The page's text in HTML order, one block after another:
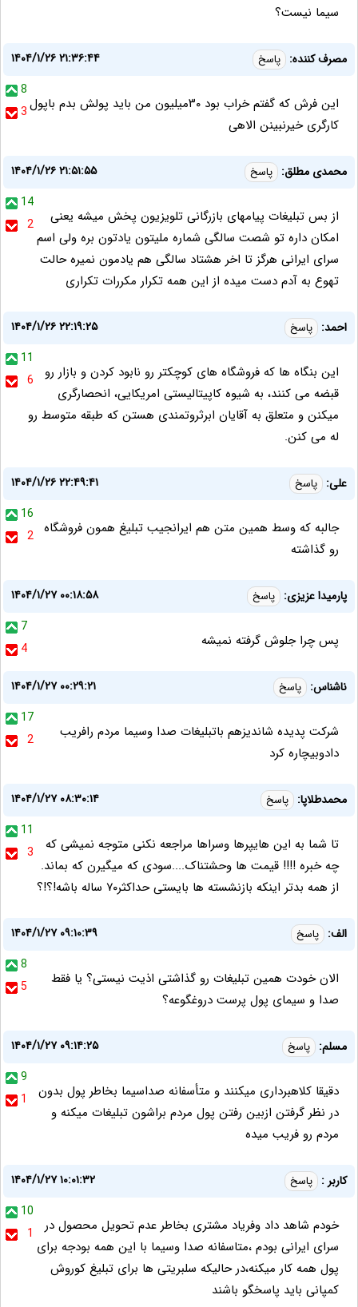
سیما نیست؟
مصرف کننده: پاسخ
۱۴۰۴/۱/۲۶ ۲۱:۳۶:۴۴
8
3این فرش که گفتم خراب بود ۳۰میلیون من باید پولش بدم باپول
کارگری خیرنبینن الاهی
محمدی مطلق: پاسخ
۱۴۰۴/۱/۲۶ ۲۱:۵۱:۵۵
14
2
از بس تبلیغات پیامهای بازرگانی تلویزیون پخش میشه یعنی
امکان داره تو شصت سالگی شماره ملیتون یادتون بره ولی اسم
سرای ایرانی هرگز تا اخر هشتاد سالگی هم یادمون نمیره حالت
تهوع به آدم دست میده از این همه تکرار مکررات تکراری
احمد: پاسخ
۱۴۰۴/۱/۲۶ ۲۲:۱۹:۲۵
11
6
این بنگاه ها که فروشگاه های کوچکتر رو نابود کردن و بازار رو
قبضه می کنند، به شیوه کاپیتالیستی امریکایی، انحصارگری
میکنن و متعلق به آقایان ابرثروتمندی هستن که طبقه متوسط رو
له می کنن.
علی: پاسخ
۱۴۰۴/۱/۲۶ ۲۲:۴۹:۴۱
16
2 جالبه که وسط همین متن هم ایرانجیب تبلیغ همون فروشگاه
رو گذاشته
پارمیدا عزیزی: پاسخ
۱۴۰۴/۱/۲۷ ۰۰:۱۸:۵۸
7
4
پس چرا جلوش گرفته نمیشه
ناشناس: پاسخ
۱۴۰۴/۱/۲۷ ۰۰:۲۹:۲۱
17
2
شرکت پدیده شاندیزهم باتبلیغات صدا وسیما مردم رافریب
دادوبیچاره کرد
محمدطلاپا: پاسخ
۱۴۰۴/۱/۲۷ ۰۸:۳۰:۱۴
11
3
تا شما به این هایپرها وسراها مراجعه نکنی متوجه نمیشی که
چه خبره !!!! قیمت ها وحشتناک....سودی که میگیرن که بماند.
از همه بدتر اینکه بازنشسته ها بایستی حداکثر۷۰ ساله باشه!؟!؟
الف: پاسخ
۱۴۰۴/۱/۲۷ ۰۹:۱۰:۳۹
8
5
الان خودت همین تبلیغات رو گذاشتی اذیت نیستی؟ یا فقط
صدا و سیمای پول پرست دروغگوعه؟
مسلم: پاسخ
۱۴۰۴/۱/۲۷ ۰۹:۱۴:۲۵
9
1
دقیقا کلاهبرداری میکنند و متأسفانه صداسیما بخاطر پول بدون
در نظر گرفتن ازبین رفتن پول مردم براشون تبلیغات میکنه و
مردم رو فریب میده
کاربر : پاسخ
۱۴۰۴/۱/۲۷ ۱۰:۰۱:۳۲
10
1
خودم شاهد داد وفریاد مشتری بخاطر عدم تحویل محصول در
سرای ایرانی بودم ،متاسفانه صدا وسیما با این همه بودجه برای
پول همه کار میکنه،در حالیکه سلبریتی ها برای تبلیغ کوروش
کمپانی باید پاسخگو باشند